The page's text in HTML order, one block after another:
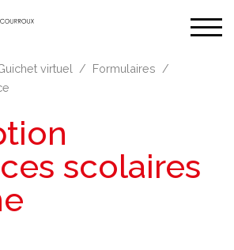
virtuel
Formulaires
scolaires